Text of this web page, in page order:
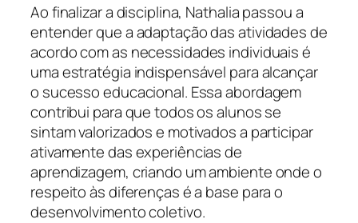
Ao finalizar a disciplina, Nathalia passou a
entender que a adaptação das atividades de
acordo com as necessidades individuais é
uma estratégia indispensável para alcançar
o sucesso educacional. Essa abordagem
contribui para que todos os alunos se
sintam valorizados e motivados a participar
ativamente das experiências de
aprendizagem, criando um ambiente onde o
respeito às diferenças é a base para o
desenvolvimento coletivo.